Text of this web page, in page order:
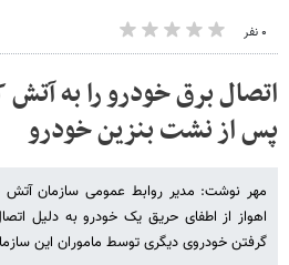
۰ نفر
اتصال برق خودرو را به آتش
پس از نشت بنزین خودرو
مهر نوشت: مدیر روابط عمومی سازمان آتش
اهواز از اطفای حریق یک خودرو به دلیل
گرفتن خودروی دیگری توسط ماموران این